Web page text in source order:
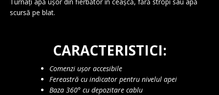
scursă pe blat.
CARACTERISTICI:
Comenzi ușor accesibile
Fereastră cu indicator pentru nivelul apei
Baza 360° cu depozitare cablu